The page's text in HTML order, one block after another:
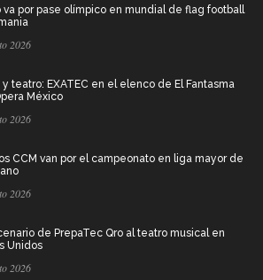
va por pase olímpico en mundial de flag football
2026
y teatro: EXATEC en el elenco de El Fantasma
México
2026
CCM van por el campeonato en liga mayor de
2026
de PrepaTec Qro al teatro musical en
Unidos
2026